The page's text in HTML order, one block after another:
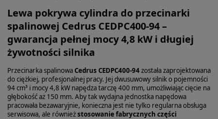
Lewa pokrywa cylindra do przecinarki
spalinowej Cedrus CEDPC400-94 –
gwarancja pełnej mocy 4,8 kW i długiej
żywotności silnika
Przecinarka spalinowaCedrus CEDPC400-94została zaprojektowana
do ciężkiej, profesjonalnej pracy. Jej dwusuwowy silnik o pojemności
94 cm³ i mocy 4,8 kW napędza tarczę 400 mm, umożliwiając cięcie na
głębokość aż 150 mm. Aby tak wydajna jednostka napędowa
pracowała bezawaryjnie, konieczna jest nie tylko regularna obsługa
serwisowa, ale równieżstosowanie fabrycznych części